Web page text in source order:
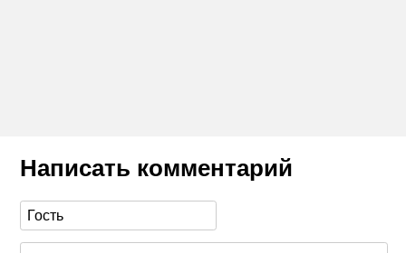
Написать комментарий